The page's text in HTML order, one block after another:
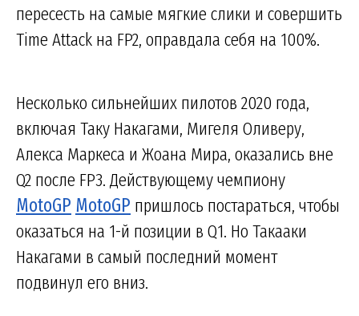
пересесть на самые мягкие слики и совершить
Time Attack на FP2, оправдала себя на 100%.
Несколько сильнейших пилотов 2020 года,
включая Таку Накагами, Мигеля Оливеру,
Алекса Маркеса и Жоана Мира, оказались вне
Q2 после FP3. Действующему чемпиону
MotoGP MotoGP пришлось постараться, чтобы
оказаться на 1-й позиции в Q1. Но Такааки
Накагами в самый последний момент
подвинул его вниз.